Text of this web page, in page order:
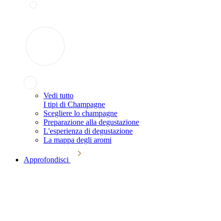
Vedi tutto
I tipi di Champagne
Scegliere lo champagne
Preparazione alla degustazione
L'esperienza di degustazione
La mappa degli aromi
Approfondisci